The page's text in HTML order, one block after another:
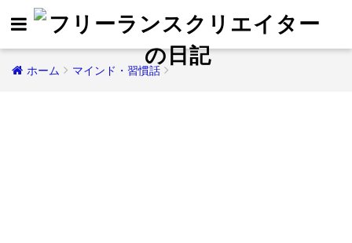
ホーム マインド・習慣話